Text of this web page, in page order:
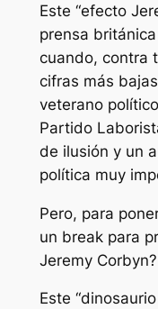
Este “efecto
prensa
cuando, contra
cifras más
veterano
Partido
de ilusión y un
política muy
Pero, para
un break para
Jeremy Corbyn?
Este